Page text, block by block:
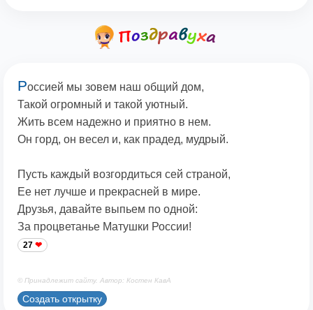
Россией мы зовем наш общий дом,
Такой огромный и такой уютный.
Жить всем надежно и приятно в нем.
Он горд, он весел и, как прадед, мудрый.
Пусть каждый возгордиться сей страной,
Ее нет лучше и прекрасней в мире.
Друзья, давайте выпьем по одной:
За процветанье Матушки России!
27
© Принадлежит сайту. Автор: Костен КавА
Создать открытку